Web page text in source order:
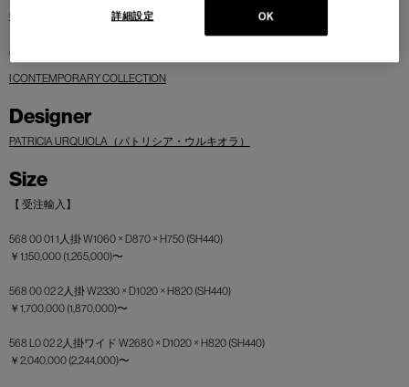
Cassina
Collection
I CONTEMPORARY COLLECTION
Designer
PATRICIA URQUIOLA（パトリシア・ウルキオラ）
Size
【 受注輸入】
568 00 01 1人掛 W1060 × D870 × H750 (SH440)
￥1,150,000 (1,265,000)〜
568 00 02 2人掛 W2330 × D1020 × H820 (SH440)
￥1,700,000 (1,870,000)〜
568 L0 02 2人掛ワイド W2680 × D1020 × H820 (SH440)
￥2,040,000 (2,244,000)〜
OK
詳細設定